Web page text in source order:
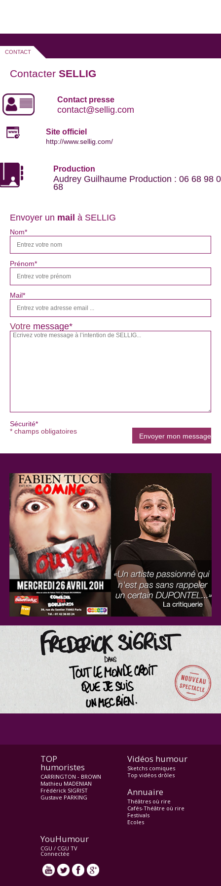
CONTACT
Contacter SELLIG
Contact presse
contact@sellig.com
Site officiel
http://www.sellig.com/
Production
Audrey Guilhaume Production : 06 68 98
68
Envoyer un mail à SELLIG
Nom*
Prénom*
Mail*
Votre message*
Sécurité*
* champs obligatoires
TOP
humoristes
CARRINGTON - BROWN
Mathieu MADENIAN
Frédérick SIGRIST
Gustave PARKING
Vidéos humour
Sketchs comiques
Top vidéos drôles
Annuaire
Théâtres où rire
Cafés-Théâtre où rire
Festivals
Ecoles
YouHumour
CGU / CGU TV
Connectée